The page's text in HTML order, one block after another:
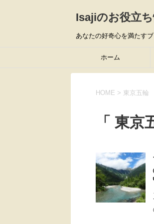
Isajiのお役立
あなたの好奇心を満たす
ホーム
HOME > 東京五輪
「 東京